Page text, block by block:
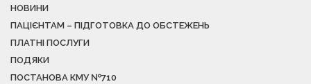
НОВИНИ
ПАЦІЄНТАМ – ПІДГОТОВКА ДО ОБСТЕЖЕНЬ
ПЛАТНІ ПОСЛУГИ
ПОДЯКИ
ПОСТАНОВА КМУ №710